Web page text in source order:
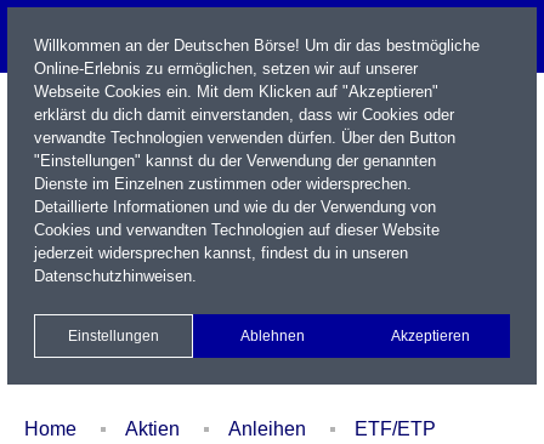
Name / WKN / ISIN / Kürzel
Xetra Realtime
Watchlist Portfolio Login
Home Aktien Anleihen
ETF/ETP
Willkommen an der Deutschen Börse! Um dir das bestmögliche
Online-Erlebnis zu ermöglichen, setzen wir auf unserer
Webseite Cookies ein. Mit dem Klicken auf "Akzeptieren"
erklärst du dich damit einverstanden, dass wir Cookies oder
verwandte Technologien verwenden dürfen. Über den Button
"Einstellungen" kannst du der Verwendung der genannten
Dienste im Einzelnen zustimmen oder widersprechen.
Detaillierte Informationen und wie du der Verwendung von
Cookies und verwandten Technologien auf dieser Website
jederzeit widersprechen kannst, findest du in unseren
Datenschutzhinweisen.
Einstellungen Ablehnen Akzeptieren